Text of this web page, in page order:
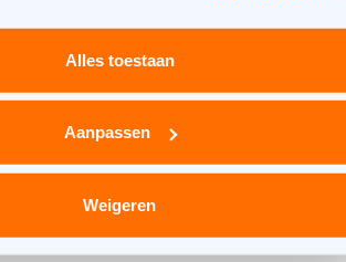
Alles toestaan
Aanpassen
Weigeren
Een nieuwe route naar
laadpleinen